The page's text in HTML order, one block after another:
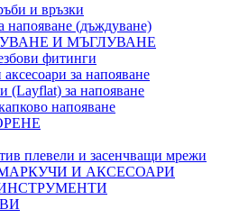
и връзки
напояване (дъждуване)
И МЪГЛУВАНЕ
фитинги
за напояване
(Layflat) за напояване
напояване
плевели и засенчващи мрежи
И АКСЕСОАРИ